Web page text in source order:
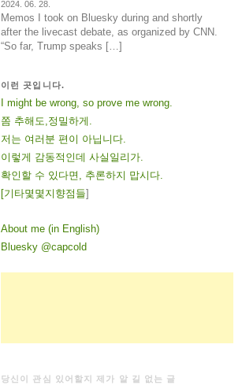
2024. 06. 28.
Memos I took on Bluesky during and shortly
after the livecast debate, as organized by CNN.
“So far, Trump speaks […]
이런 곳입니다.
I might be wrong, so prove me wrong.
쫌 추해도,정밀하게.
저는 여러분 편이 아닙니다.
이렇게 감동적인데 사실일리가.
확인할 수 있다면, 추론하지 맙시다.
[기 타몇 몇 지 향점 들]
About me (in English)
Bluesky @capcold
당신이 관심 있어할지 제가 알 길 없는 글